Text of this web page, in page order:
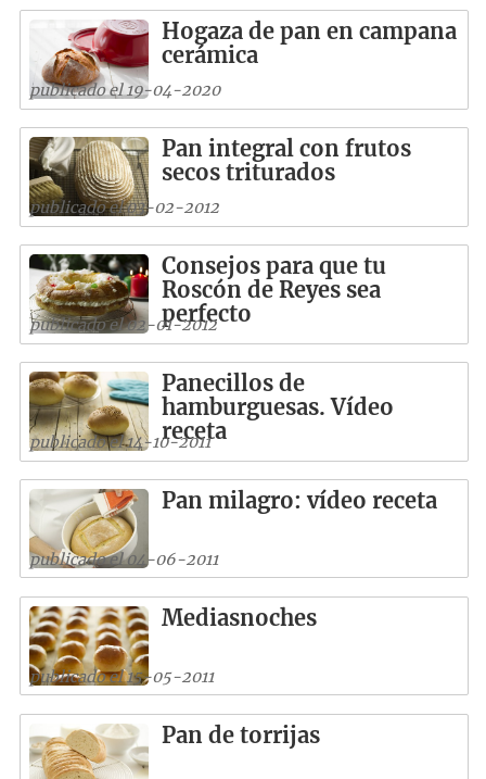
Hogaza de pan en campana
cerámica
publicado el 19-04-2020
Pan integral con frutos
secos triturados
publicado el 03-02-2012
Consejos para que tu
Roscón de Reyes sea
perfecto
publicado el 02-01-2012
Panecillos de
hamburguesas. Vídeo
receta
publicado el 14-10-2011
Pan milagro: vídeo receta
publicado el 04-06-2011
Mediasnoches
publicado el 15-05-2011
Pan de torrijas